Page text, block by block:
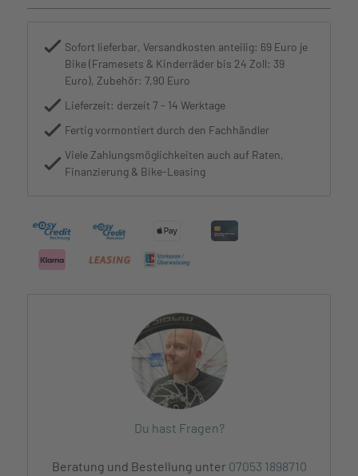
Sofort lieferbar, Versandkosten anteilig: 69 Euro je
Bike (Framesets & Kinderräder bis 24 Zoll: 39
Euro), Zubehör: 7,90 Euro
Lieferzeit: derzeit 7 - 14 Werktage
Fertig vormontiert durch den Fachhändler
Viele Zahlungsmöglichkeiten auch auf Raten,
Finanzierung & Bike-Leasing
Du hast Fragen?
Beratung und Bestellung unter 07053 1898710